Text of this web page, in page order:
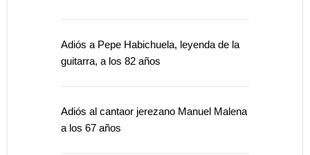
Adiós a Pepe Habichuela, leyenda de la
guitarra, a los 82 años
Adiós al cantaor jerezano Manuel Malena
a los 67 años